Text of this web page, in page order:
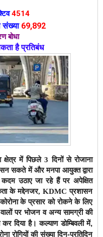
4514
69,892
बोधा
है प्रतिबंध
क्षेत्र में पिछले 3 दिनों से रोजाना
सकते में और मनपा आयुक्त द्वारा
उठाए जा रहे हैं पर अपेक्षित
के मद्देनजर, KDMC प्रशासन
के प्रसार को रोकने के लिए
पर भोजन व अन्य सामग्री की
कर दिया है।कल्याण डोम्बिवली में,
रोगियों की संख्या दिन-प्रतिदिन